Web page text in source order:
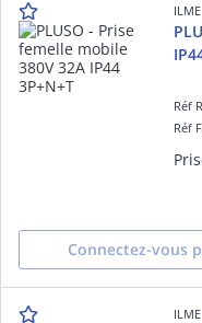
ILME
Réf
Réf
Connectez-vous
ILME